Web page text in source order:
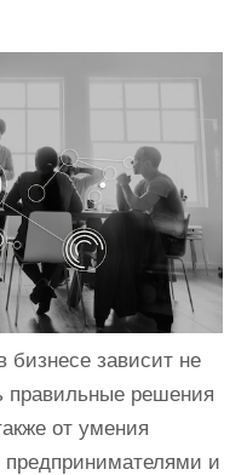
зависит не
правильные решения
от умения
предпринимателями и